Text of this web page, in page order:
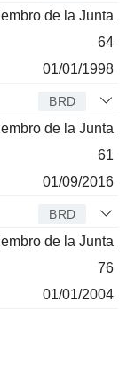
de la Junta
64
01/01/1998
BRD
de la Junta
61
01/09/2016
BRD
de la Junta
76
01/01/2004